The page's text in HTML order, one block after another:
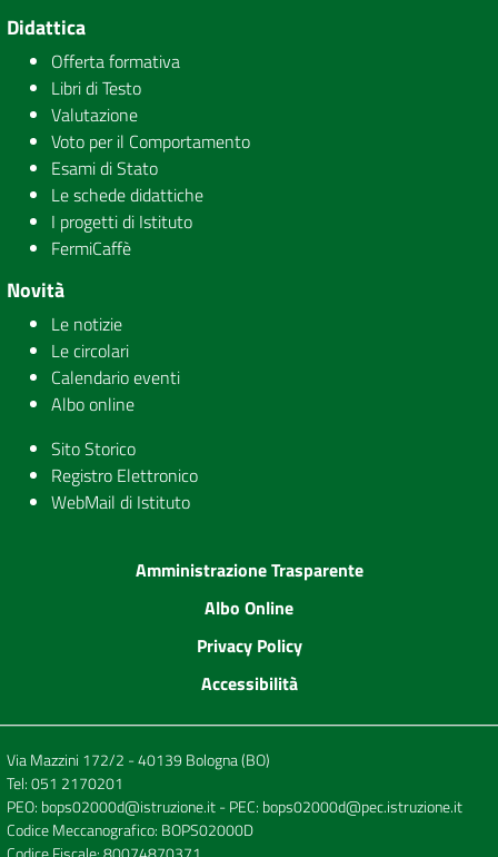
Didattica
Offerta formativa
Libri di Testo
Valutazione
Voto per il Comportamento
Esami di Stato
Le schede didattiche
I progetti di Istituto
FermiCaffè
Novità
Le notizie
Le circolari
Calendario eventi
Albo online
Sito Storico
Registro Elettronico
WebMail di Istituto
Amministrazione Trasparente
Albo Online
Privacy Policy
Accessibilità
Via Mazzini 172/2 - 40139 Bologna (BO)
Tel:051 2170201
PEO: bops02000d@istruzione.it- PEC: bops02000d@pec.istruzione.it
Codice Meccanografico: BOPS02000D